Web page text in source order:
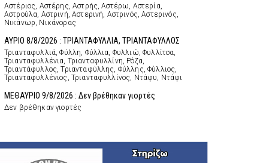
Αστέριος, Αστέρης, Αστρής, Αστέρω, Αστερία,
Αστρούλα, Αστρινή, Αστερινή, Αστρινός, Αστερινός,
Νικάνωρ, Νικάνορας
ΑΥΡΙΟ 8/8/2026 : ΤΡΙΑΝΤΑΦΥΛΛΙΑ, ΤΡΙΑΝΤΑΦΥΛΛΟΣ
Τριανταφυλλιά, Φύλλη, Φύλλια, Φυλλιώ, Φυλλίτσα,
Τριανταφυλλένια, Τριανταφυλλίνη, Ρόζα,
Τριαντάφυλλος, Τριανταφύλλης, Φύλλης, Φύλλιος,
Τριανταφυλλένιος, Τριανταφυλλίνος, Ντάφυ, Ντάφι
ΜΕΘΑΥΡΙΟ 9/8/2026 : Δεν βρέθηκαν γιορτές
Δεν βρέθηκαν γιορτές